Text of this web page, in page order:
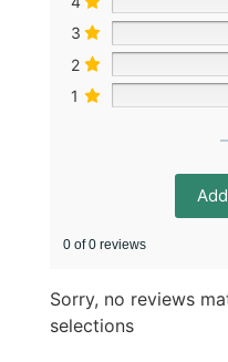
3
2
1
0 of 0 reviews
Sorry, no reviews
selections